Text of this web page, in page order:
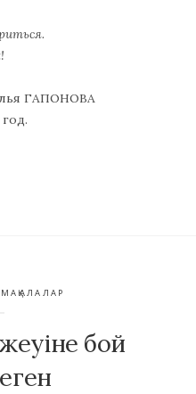
ГАПОНОВА
МАҚАЛАЛАР
бой